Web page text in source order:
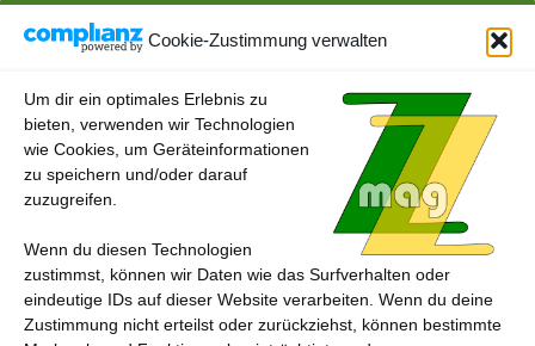
Cookie-Zustimmung verwalten
Um dir ein optimales Erlebnis zu
bieten, verwenden wir Technologien
wie Cookies, um Geräteinformationen
zu speichern und/oder darauf
zuzugreifen.
Wenn du diesen Technologien
zustimmst, können wir Daten wie das Surfverhalten oder
eindeutige IDs auf dieser Website verarbeiten. Wenn du deine
Zustimmung nicht erteilst oder zurückziehst, können bestimmte
Neue Kennzeichnungspflicht an der Fleischtheke ab 1.
22. JANUAR 2024